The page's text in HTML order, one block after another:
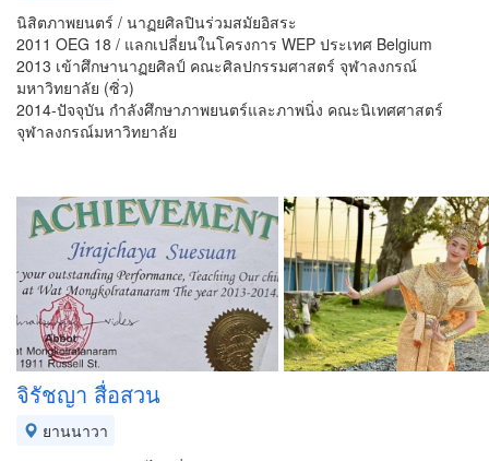
นิสิตภาพยนตร์ / นาฏยศิลปินร่วมสมัยอิสระ
2011 OEG 18 / แลกเปลี่ยนในโครงการ WEP ประเทศ Belgium
2013 เข้าศึกษานาฏยศิลป์ คณะศิลปกรรมศาสตร์ จุฬาลงกรณ์
มหาวิทยาลัย (ซิ่ว)
2014-ปัจจุบัน กำลังศึกษาภาพยนตร์และภาพนิ่ง คณะนิเทศศาสตร์
จุฬาลงกรณ์มหาวิทยาลัย
จิรัชญา สื่อสวน
ยานนาวา